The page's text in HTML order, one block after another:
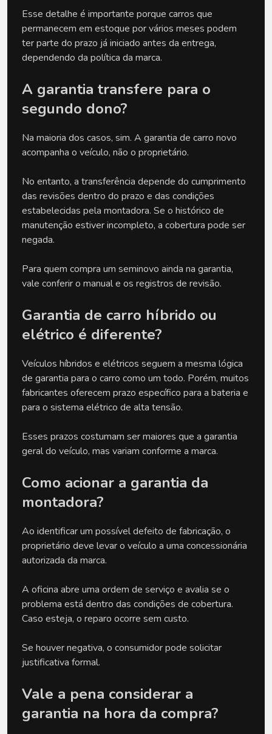
Esse detalhe é importante porque carros que
permanecem em estoque por vários meses podem
ter parte do prazo já iniciado antes da entrega,
dependendo da política da marca.
A garantia transfere para o
segundo dono?
Na maioria dos casos, sim. A garantia de carro novo
acompanha o veículo, não o proprietário.
No entanto, a transferência depende do cumprimento
das revisões dentro do prazo e das condições
estabelecidas pela montadora. Se o histórico de
manutenção estiver incompleto, a cobertura pode ser
negada.
Para quem compra um seminovo ainda na garantia,
vale conferir o manual e os registros de revisão.
Garantia de carro híbrido ou
elétrico é diferente?
Veículos híbridos e elétricos seguem a mesma lógica
de garantia para o carro como um todo. Porém, muitos
fabricantes oferecem prazo específico para a bateria e
para o sistema elétrico de alta tensão.
Esses prazos costumam ser maiores que a garantia
geral do veículo, mas variam conforme a marca.
Como acionar a garantia da
montadora?
Ao identificar um possível defeito de fabricação, o
proprietário deve levar o veículo a uma concessionária
autorizada da marca.
A oficina abre uma ordem de serviço e avalia se o
problema está dentro das condições de cobertura.
Caso esteja, o reparo ocorre sem custo.
Se houver negativa, o consumidor pode solicitar
justificativa formal.
Vale a pena considerar a
garantia na hora da compra?